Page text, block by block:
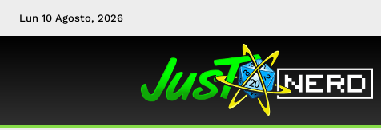
Lun 10 Agosto, 2026